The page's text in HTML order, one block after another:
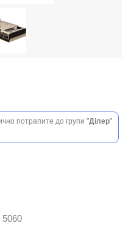
потрапите до групи "Ділер"